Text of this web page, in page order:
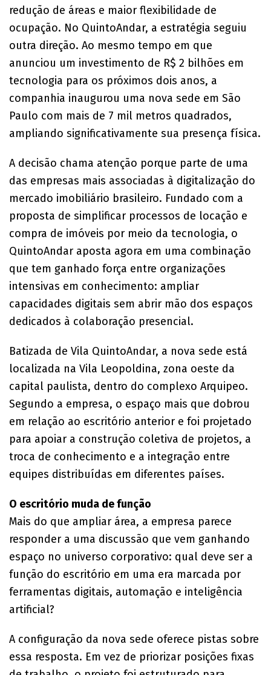
redução de áreas e maior flexibilidade de
ocupação. No QuintoAndar, a estratégia seguiu
outra direção. Ao mesmo tempo em que
anunciou um investimento de R$ 2 bilhões em
tecnologia para os próximos dois anos, a
companhia inaugurou uma nova sede em São
Paulo com mais de 7 mil metros quadrados,
ampliando significativamente sua presença física.
A decisão chama atenção porque parte de uma
das empresas mais associadas à digitalização do
mercado imobiliário brasileiro. Fundado com a
proposta de simplificar processos de locação e
compra de imóveis por meio da tecnologia, o
QuintoAndar aposta agora em uma combinação
que tem ganhado força entre organizações
intensivas em conhecimento: ampliar
capacidades digitais sem abrir mão dos espaços
dedicados à colaboração presencial.
Batizada de Vila QuintoAndar, a nova sede está
localizada na Vila Leopoldina, zona oeste da
capital paulista, dentro do complexo Arquipeo.
Segundo a empresa, o espaço mais que dobrou
em relação ao escritório anterior e foi projetado
para apoiar a construção coletiva de projetos, a
troca de conhecimento e a integração entre
equipes distribuídas em diferentes países.
O escritório muda de função
Mais do que ampliar área, a empresa parece
responder a uma discussão que vem ganhando
espaço no universo corporativo: qual deve ser a
função do escritório em uma era marcada por
ferramentas digitais, automação e inteligência
artificial?
A configuração da nova sede oferece pistas sobre
essa resposta. Em vez de priorizar posições fixas